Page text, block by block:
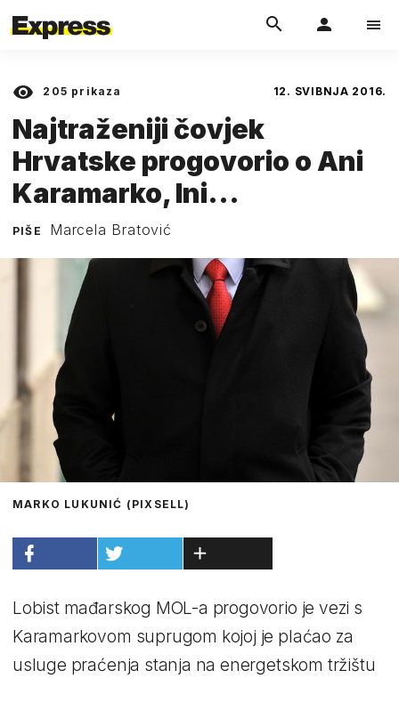
205 prikaza 12. SVIBNJA 2016.
Najtraženiji čovjek
Hrvatske progovorio o Ani
Karamarko, Ini...
PIŠE Marcela Bratović
MARKO LUKUNIĆ (PIXSELL)
Lobist mađarskog MOL-a progovorio je vezi s
Karamarkovom suprugom kojoj je plaćao za
usluge praćenja stanja na energetskom tržištu